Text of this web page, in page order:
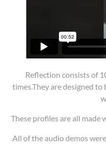
Reflection consists of
times.They are designed
These profiles are all made
All of the audio demos